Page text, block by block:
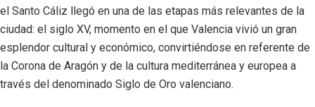
el Santo Cáliz llegó en una de las etapas más relevantes de la
ciudad: el siglo XV, momento en el que Valencia vivió un gran
esplendor cultural y económico, convirtiéndose en referente de
la Corona de Aragón y de la cultura mediterránea y europea a
través del denominado Siglo de Oro valenciano.